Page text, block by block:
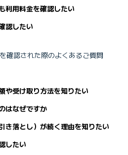
利用料金を確認したい
の確認
認したい
約
の確認
確認された際のよくあるご質問
どうすればよいですか
や受け取り方法を知りたい
はなぜですか
き落とし）が続く理由を知りたい
したい